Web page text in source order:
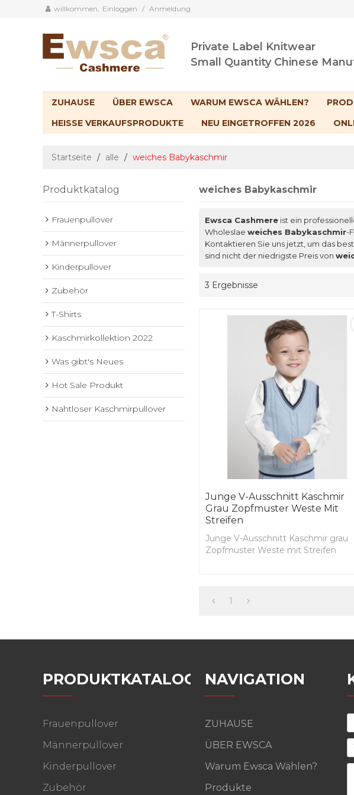
willkommen, Einloggen / Anmeldung
Private Label Knitwear
Small Quantity Chinese
ZUHAUSE ÜBER EWSCA WARUM EWSCA WÄHLEN?
HEISSE VERKAUFSPRODUKTE
NEU EINGETROFFEN 2026
Startseite / alle / weiches Babykaschmir
Produktkatalog
Frauenpullover
Männerpullover
Kinderpullover
Zubehör
T-Shirts
Kaschmirkollektion 2022
Was gibt's Neues
Hot Sale Produkt
Nahtloser Kaschmirpullover
weiches Babykaschmir
Ewsca Cashmere ist ein
Wholeslae weiches Babykaschmir-
Kontaktieren Sie uns jetzt, um das
sind nicht der niedrigste Preis von
3 Ergebnisse
Junge V-Ausschnitt Kaschmir
Grau Zopfmuster Weste Mit
Streifen
Junge V-Ausschnitt Kaschmir grau
Zopfmuster Weste mit Streifen
1
PRODUKTKATALOG
Frauenpullover
Männerpullover
Kinderpullover
Zubehör
NAVIGATION
ZUHAUSE
ÜBER EWSCA
Warum Ewsca Wählen?
Produkte